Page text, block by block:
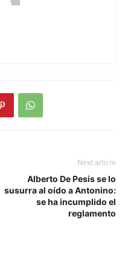
Next article
Alberto De Pesis se lo
susurra al oído a Antonino:
se ha incumplido el
reglamento